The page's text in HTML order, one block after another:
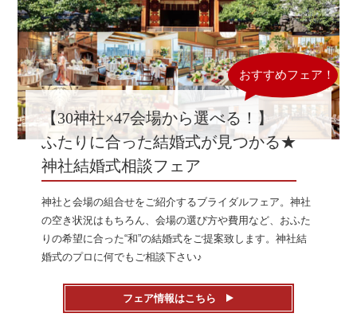
【30神社×47会場から選べる！】
ふたりに合った結婚式が見つかる★
神社結婚式相談フェア
神社と会場の組合せをご紹介するブライダルフェア。神社
の空き状況はもちろん、会場の選び方や費用など、おふた
りの希望に合った“和”の結婚式をご提案致します。神社結
婚式のプロに何でもご相談下さい♪
フェア情報はこちら